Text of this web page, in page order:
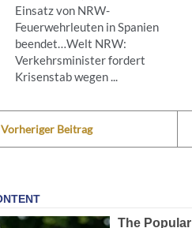
Einsatz von NRW-
Feuerwehrleuten in Spanien
beendet…Welt NRW:
Verkehrsminister fordert
Krisenstab wegen ...
Vorheriger Beitrag